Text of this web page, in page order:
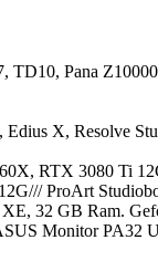
TD10, Pana
Edius X, Resolve
RTX 3080 Ti
ProArt
32 GB Ram.
Monitor PA32